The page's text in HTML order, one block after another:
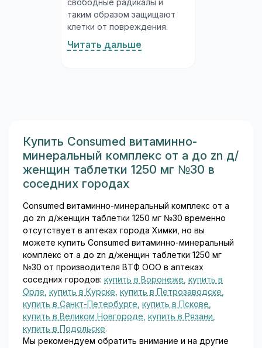
свободные радикалы и
таким образом защищают
клетки от повреждения.
Организм производит их
сам, а часть получает с
Читать дальше
Купить Consumed витаминно-
минеральный комплекс от a до zn д/
женщин таблетки 1250 мг №30 в
соседних городах
Consumed витаминно-минеральный комплекс от a
до zn д/женщин таблетки 1250 мг №30 временно
отсутствует в аптеках города Химки, но вы
можете купить Consumed витаминно-минеральный
комплекс от a до zn д/женщин таблетки 1250 мг
№30 от производителя ВТФ ООО в аптеках
соседних городов: купить в Воронеже купить в
Орле купить в Курске купить в Петрозаводске
купить в Санкт-Петербурге купить в Пскове
купить в Великом Новгороде купить в Рязани
купить в Подольске.
Мы рекомендуем обратить внимание и на другие